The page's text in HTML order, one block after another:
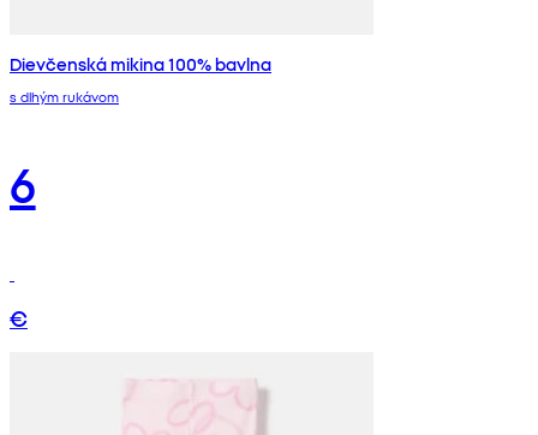
Dievčenská mikina 100% bavlna
s dlhým rukávom
6
€